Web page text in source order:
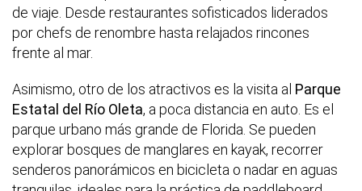
de viaje. Desde restaurantes sofisticados liderados
por chefs de renombre hasta relajados rincones
frente al mar.
Asimismo, otro de los atractivos es la visita al Parque
Estatal del Río Oleta, a poca distancia en auto. Es el
parque urbano más grande de Florida. Se pueden
explorar bosques de manglares en kayak, recorrer
senderos panorámicos en bicicleta o nadar en aguas